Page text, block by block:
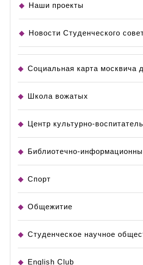
Наши проекты
Новости Студенческого
Социальная карта москвича
Школа вожатых
Центр культурно-
Библиотечно-
Спорт
Общежитие
Студенческое научное
English Club